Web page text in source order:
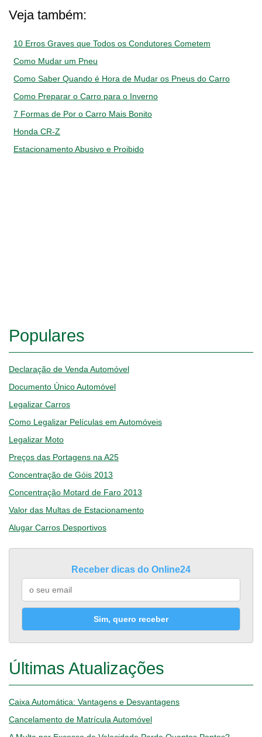
Veja também:
10 Erros Graves que Todos os Condutores Cometem
Como Mudar um Pneu
Como Saber Quando é Hora de Mudar os Pneus do Carro
Como Preparar o Carro para o Inverno
7 Formas de Por o Carro Mais Bonito
Honda CR-Z
Estacionamento Abusivo e Proibido
Populares
Declaração de Venda Automóvel
Documento Único Automóvel
Legalizar Carros
Como Legalizar Películas em Automóveis
Legalizar Moto
Preços das Portagens na A25
Concentração de Góis 2013
Concentração Motard de Faro 2013
Valor das Multas de Estacionamento
Alugar Carros Desportivos
Receber dicas do Online24
Sim, quero receber
Últimas Atualizações
Caixa Automática: Vantagens e Desvantagens
Cancelamento de Matrícula Automóvel